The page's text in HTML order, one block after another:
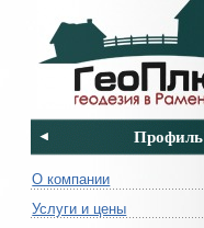
Профиль
О компании
Услуги и цены